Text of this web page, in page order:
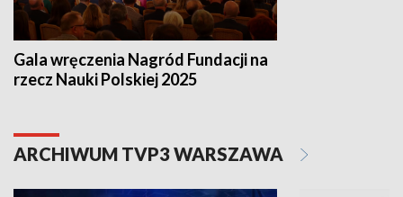
Gala wręczenia Nagród Fundacji na
rzecz Nauki Polskiej 2025
ARCHIWUM TVP3 WARSZAWA